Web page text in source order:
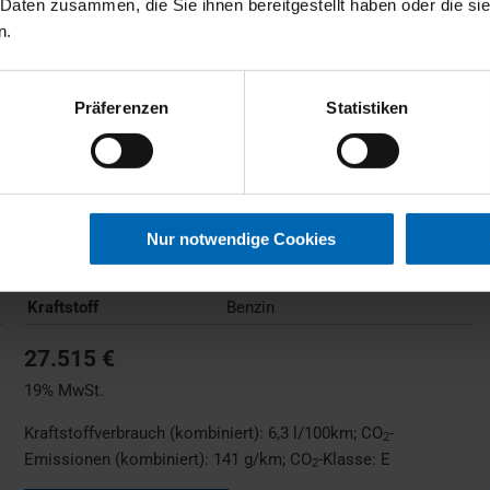
zusammen, die Sie ihnen bereitgestellt haben oder die
Präferenzen Statistiken
Nur notwendige Cookies
Active Tourer
Kilometerstand
Erstzulassung
100 kW / 136 PS
Kraftstoff
Benzin
27.515 €
19% MwSt.
Kraftstoffverbrauch (kombiniert): 6,3 l/100km; CO2-
Emissionen (kombiniert): 141 g/km; CO2-Klasse: E